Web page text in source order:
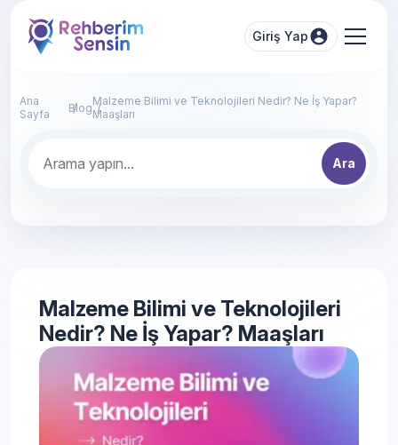
Giriş Yap
Ana
Sayfa
BlogMalzeme Bilimi ve Teknolojileri Nedir? Ne İş Yapar?
Maaşları
Ara
Malzeme Bilimi ve Teknolojileri
Nedir? Ne İş Yapar? Maaşları